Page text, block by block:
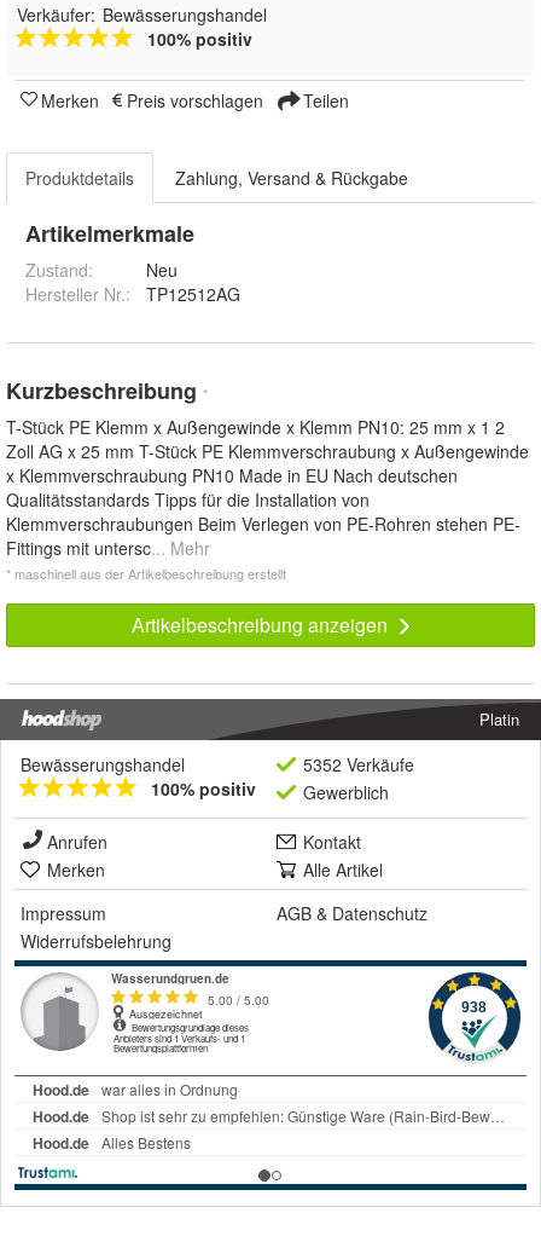
Verkäufer: Bewässerungshandel
100% positiv
Merken Preis vorschlagen Teilen
Produktdetails Zahlung, Versand & Rückgabe
Artikelmerkmale
Zustand:
Neu
Hersteller Nr.:
TP12512AG
Kurzbeschreibung *
T-Stück PE Klemm x Außengewinde x Klemm PN10: 25 mm x 1 2
Zoll AG x 25 mm T-Stück PE Klemmverschraubung x Außengewinde
x Klemmverschraubung PN10 Made in EU Nach deutschen
Qualitätsstandards Tipps für die Installation von
Klemmverschraubungen Beim Verlegen von PE-Rohren stehen PE-
Fittings mit untersc... Mehr
* maschinell aus der Artikelbeschreibung erstellt
Artikelbeschreibung anzeigen
Platin
Bewässerungshandel
100% positiv
5352 Verkäufe
Gewerblich
Anrufen
Kontakt
Merken
Alle Artikel
Impressum
AGB & Datenschutz
Widerrufsbelehrung